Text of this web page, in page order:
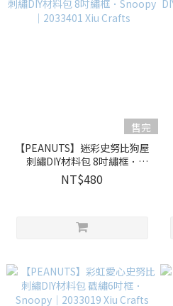
售完
【PEANUTS】迷彩史努比狗屋
刺繡DIY材料包 8吋繡框．
Snoopy｜2033401 Xiu Crafts
NT$480